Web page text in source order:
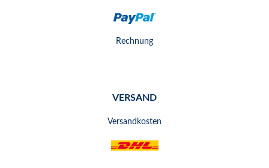
Rechnung
VERSAND
Versandkosten